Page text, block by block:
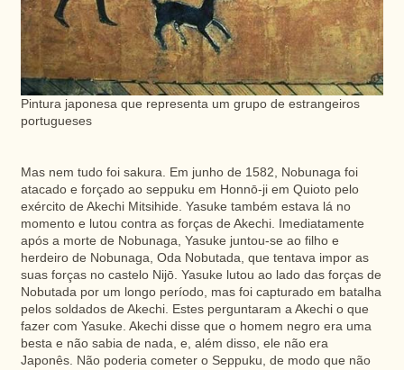
Pintura japonesa que representa um grupo de estrangeiros
portugueses
Mas nem tudo foi sakura. Em junho de 1582, Nobunaga foi
atacado e forçado ao seppuku em Honnō-ji em Quioto pelo
exército de Akechi Mitsihide. Yasuke também estava lá no
momento e lutou contra as forças de Akechi. Imediatamente
após a morte de Nobunaga, Yasuke juntou-se ao filho e
herdeiro de Nobunaga, Oda Nobutada, que tentava impor as
suas forças no castelo Nijō. Yasuke lutou ao lado das forças de
Nobutada por um longo período, mas foi capturado em batalha
pelos soldados de Akechi. Estes perguntaram a Akechi o que
fazer com Yasuke. Akechi disse que o homem negro era uma
besta e não sabia de nada, e, além disso, ele não era
Japonês. Não poderia cometer o Seppuku, de modo que não